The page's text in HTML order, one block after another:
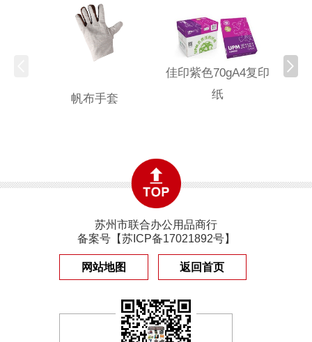
帆布手套
佳印紫色70gA4复印
纸
苏州市联合办公用品商行
备案号【苏ICP备17021892号】
网站地图 返回首页